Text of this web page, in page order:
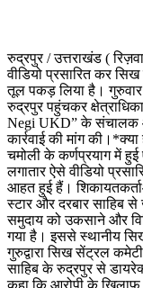
रुद्रपुर / उत्तराखंड (
वीडियो प्रसारित कर
तूल पकड़ लिया है।
रुद्रपुर पहुंचकर
Negi UKD” के संचालक
कार्रवाई की मांग
चमोली के कर्णप्रयाग में
लगातार ऐसे वीडियो
आहत हुई हैं।
स्टार और दरबार साहिब
समुदाय को उकसाने और
गया है। इससे स्थानीय
गुरुद्वारा सिख सेंट्रल कमेटी
साहिब के रुद्रपुर से
कहा कि आरोपी के खिलाफ